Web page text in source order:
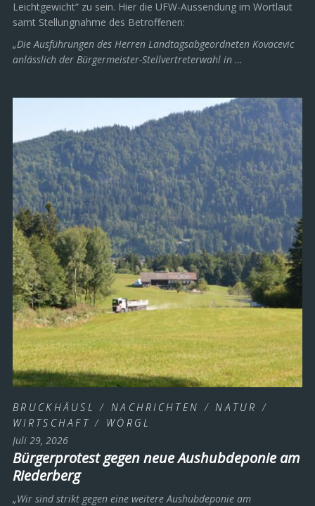
Leichtgewicht“ zu sein. Hier die UFW-Aussendung im Wortlaut
samt Stellungnahme des Betroffenen:
„Die Ausführungen des Herren Landtagsabgeordneten Kovacevic
anlässlich der Bürgermeister-Stellvertreterwahl in …
BRUCKHÄUSL / NACHRICHTEN / NATUR /
WIRTSCHAFT / WÖRGL
Juli 29, 2026
Bürgerprotest gegen neue Aushubdeponie am
Riederberg
„Wir sind strikt gegen eine weitere Aushubdeponie am